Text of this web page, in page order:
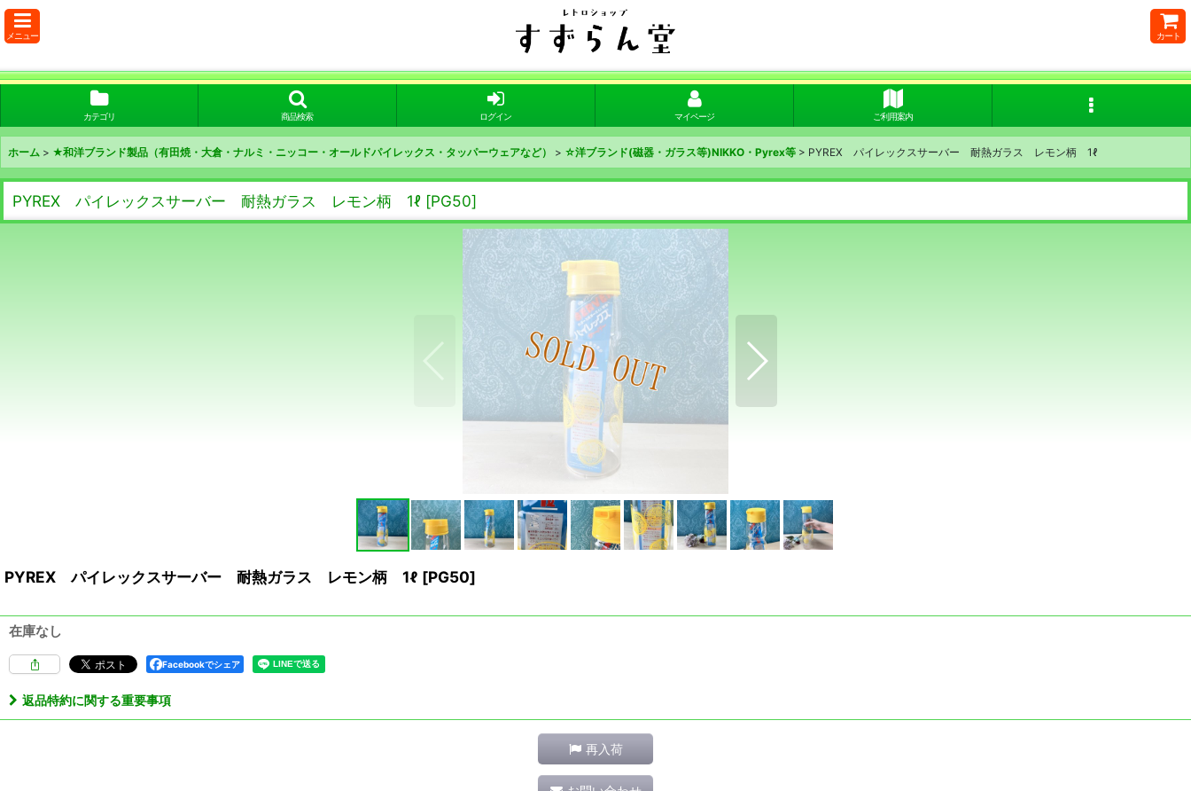
メニュー カート
カテゴリ 商品検索 ログイン マイページ ご利用案内
ホーム > ★和洋ブランド製品（有田焼・大倉・ナルミ・ニッコー・オールドパイレックス・タッパーウェアなど） > ☆洋ブランド(磁器・ガラス等)NIKKO・Pyrex等 > PYREX パイレックスサーバー 耐熱ガラス レモン柄 1ℓ
PYREX パイレックスサーバー 耐熱ガラス レモン柄 1ℓ [PG50]
PYREX パイレックスサーバー 耐熱ガラス レモン柄 1ℓ [PG50]
在庫なし
Facebookでシェア
返品特約に関する重要事項
再入荷